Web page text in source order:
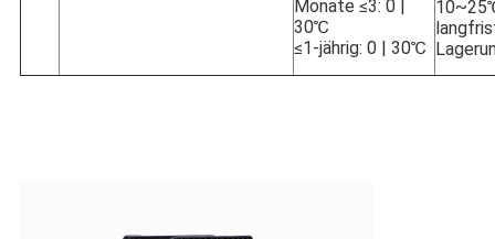
Monate ≤3: 0 |
30℃
≤1-jährig: 0 | 30℃